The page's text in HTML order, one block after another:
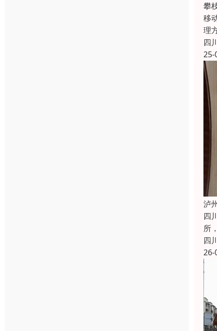
攀
移
理
四
25-
泸
四
所
四
26-